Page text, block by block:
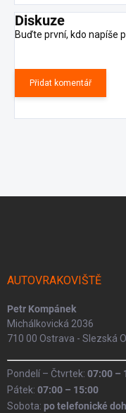
Diskuze
Buďte první, kdo napíše
Přidat komentář
AUTOVRAKOVIŠTĚ
Petr Kompánek
Michálkovická 2036
710 00 Ostrava - Slezská
Pondelí – Čtvrtek: 07:00 –
Pátek: 07:00 – 15:00
Sobota: po telefonické